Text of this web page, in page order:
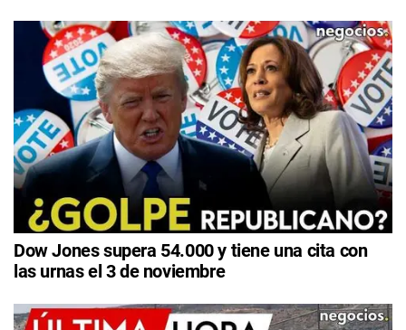
Dow Jones supera 54.000 y tiene una cita con
las urnas el 3 de noviembre